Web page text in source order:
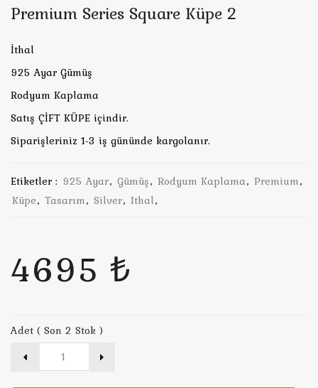
Premium Series Square Küpe 2
İthal
925 Ayar Gümüş
Rodyum Kaplama
Satış ÇİFT KÜPE içindir.
Siparişleriniz 1-3 iş gününde kargolanır.
Etiketler : 925 Ayar, Gümüş, Rodyum Kaplama, Premium,
Küpe, Tasarım, Silver, Ithal,
4695 ₺
Adet ( Son 2 Stok )